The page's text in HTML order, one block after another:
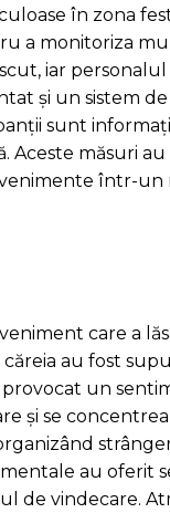
în zona
a monitoriza
iar
și un sistem
sunt
Aceste măsuri
într-
care a
au fost
provocat un
și se
au oferit
de vindecare.